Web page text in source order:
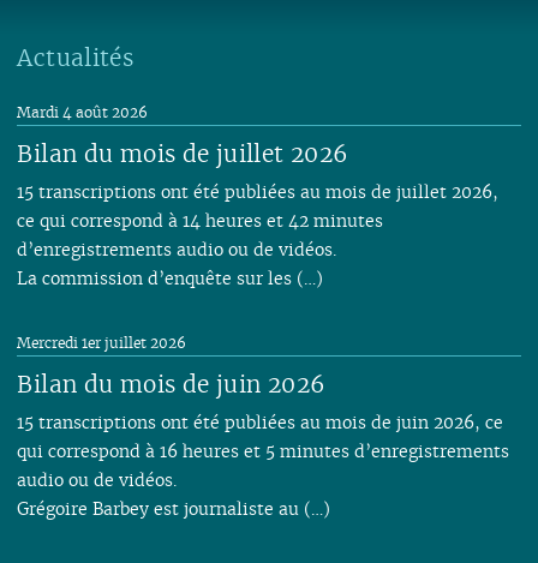
Actualités
Bilan du mois de juillet 2026
Mardi 4 août 2026
15 transcriptions ont été publiées au mois de juillet 2026,
ce qui correspond à 14 heures et 42 minutes
d’enregistrements audio ou de vidéos.
La commission d’enquête sur les (…)
Bilan du mois de juin 2026
Mercredi 1er juillet 2026
15 transcriptions ont été publiées au mois de juin 2026, ce
qui correspond à 16 heures et 5 minutes d’enregistrements
audio ou de vidéos.
Grégoire Barbey est journaliste au (…)